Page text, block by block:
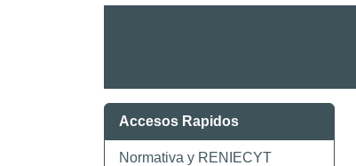
Accesos Rapidos
Normativa y RENIECYT